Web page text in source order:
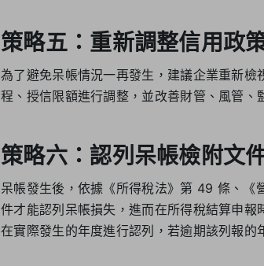
策略五：重新調整信用政
為了避免呆帳情況一再發生，建議企業重新
程、授信限額進行調整，並改善財管、風管、
策略六：認列呆帳檢附文
呆帳發生後，依據《所得稅法》第 49 條、
件才能認列呆帳損失，進而在所得稅結算申
在實際發生的年度進行認列，若逾期該列報的